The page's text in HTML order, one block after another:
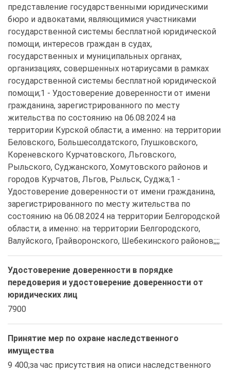
представление государственными юридическими
бюро и адвокатами, являющимися участниками
государственной системы бесплатной юридической
помощи, интересов граждан в судах,
государственных и муниципальных органах,
организациях, совершенных нотариусами в рамках
государственной системы бесплатной юридической
помощи;1 - Удостоверение доверенности от имени
гражданина, зарегистрированного по месту
жительства по состоянию на 06.08.2024 на
территории Курской области, а именно: на территории
Беловского, Большесолдатского, Глушковского,
Кореневского Курчатовского, Льговского,
Рыльского, Суджанского, Хомутовского районов и
городов Курчатов, Льгов, Рыльск, Суджа;1 -
Удостоверение доверенности от имени гражданина,
зарегистрированного по месту жительства по
состоянию на 06.08.2024 на территории Белгородской
области, а именно: на территории Белгородского,
Валуйского, Грайворонского, Шебекинского районов;;;;
Удостоверение доверенности в порядке
передоверия и удостоверение доверенности от
юридических лиц
7900
Принятие мер по охране наследственного
имущества
9 400;за час присутствия на описи наследственного